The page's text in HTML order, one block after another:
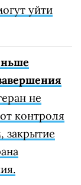
уйти
не
контроля
закрытие